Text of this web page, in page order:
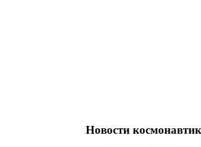
Новости